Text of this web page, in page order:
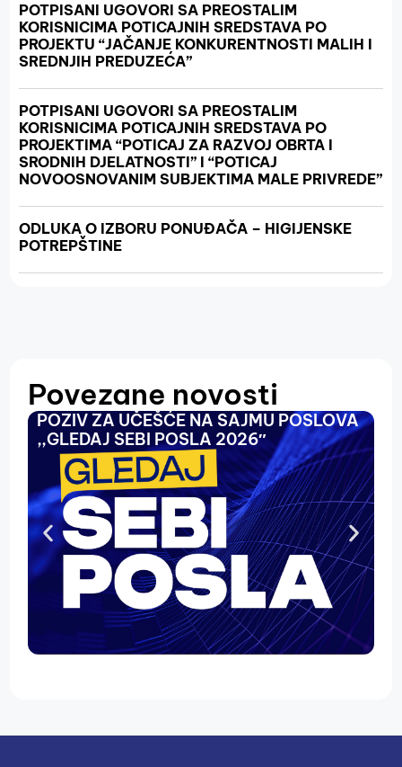
POTPISANI UGOVORI SA PREOSTALIM
KORISNICIMA POTICAJNIH SREDSTAVA PO
PROJEKTU “JAČANJE KONKURENTNOSTI MALIH I
SREDNJIH PREDUZEĆA”
POTPISANI UGOVORI SA PREOSTALIM
KORISNICIMA POTICAJNIH SREDSTAVA PO
PROJEKTIMA “POTICAJ ZA RAZVOJ OBRTA I
SRODNIH DJELATNOSTI” I “POTICAJ
NOVOOSNOVANIM SUBJEKTIMA MALE PRIVREDE”
ODLUKA O IZBORU PONUĐAČA – HIGIJENSKE
POTREPŠTINE
Povezane novosti
POZIV ZA UČEŠĆE NA SAJMU POSLOVA
,,GLEDAJ SEBI POSLA 2026″